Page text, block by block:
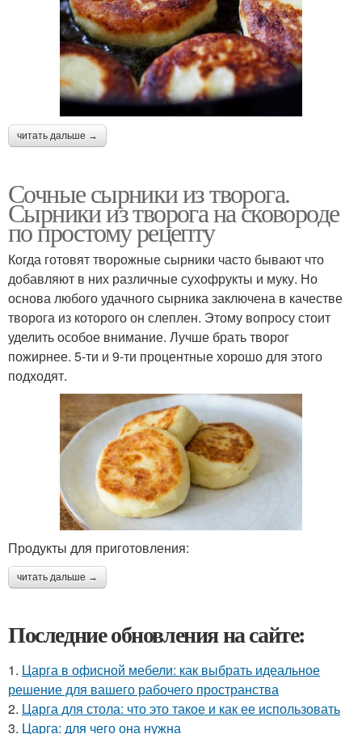
читать дальше →
Сочные сырники из творога.
Сырники из творога на сковороде
по простому рецепту
Когда готовят творожные сырники часто бывают что
добавляют в них различные сухофрукты и муку. Но
основа любого удачного сырника заключена в качестве
творога из которого он слеплен. Этому вопросу стоит
уделить особое внимание. Лучше брать творог
пожирнее. 5-ти и 9-ти процентные хорошо для этого
подходят.
Продукты для приготовления:
читать дальше →
Последние обновления на сайте:
1. Царга в офисной мебели: как выбрать идеальное
решение для вашего рабочего пространства
2. Царга для стола: что это такое и как ее использовать
3. Царга: для чего она нужна